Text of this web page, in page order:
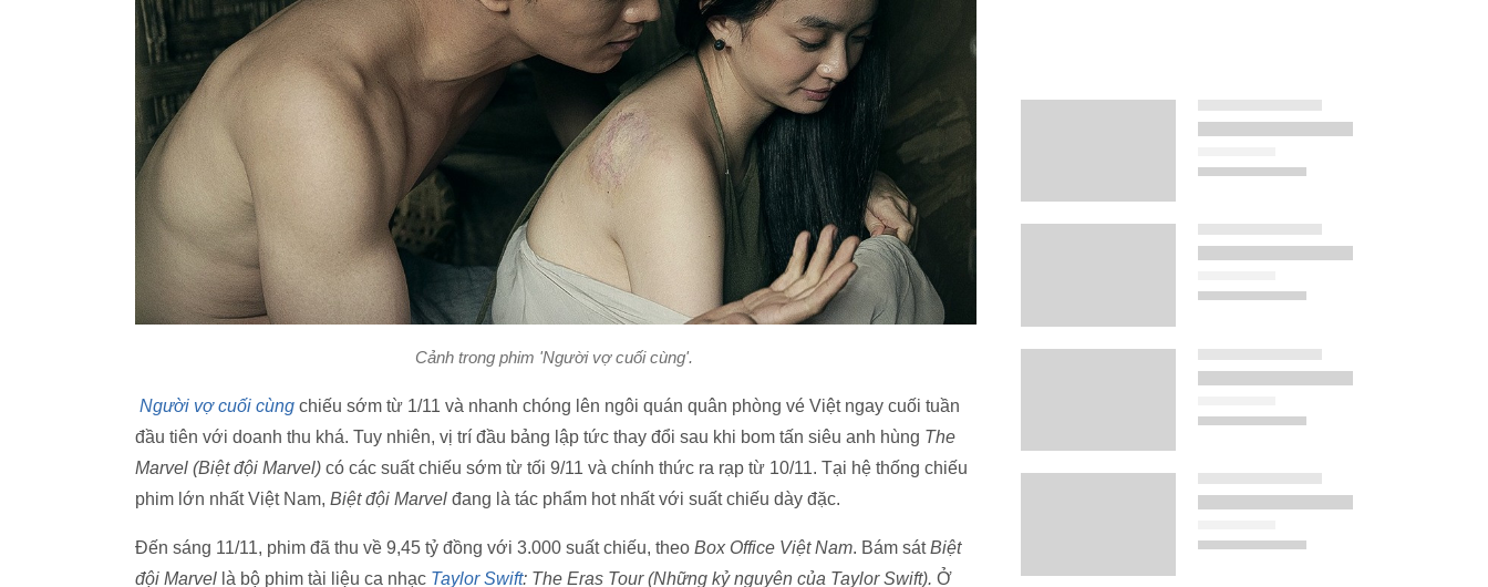
Cảnh trong phim 'Người vợ cuối cùng'.
Người vợ cuối cùng chiếu sớm từ 1/11 và nhanh chóng lên ngôi quán quân phòng vé Việt ngay cuối tuần
đầu tiên với doanh thu khá. Tuy nhiên, vị trí đầu bảng lập tức thay đổi sau khi bom tấn siêu anh hùng The
Marvel (Biệt đội Marvel) có các suất chiếu sớm từ tối 9/11 và chính thức ra rạp từ 10/11. Tại hệ thống chiếu
phim lớn nhất Việt Nam, Biệt đội Marvel đang là tác phẩm hot nhất với suất chiếu dày đặc.
Đến sáng 11/11, phim đã thu về 9,45 tỷ đồng với 3.000 suất chiếu, theo Box Office Việt Nam. Bám sátBiệt
đội Marvel là bộ phim tài liệu ca nhạc Taylor Swift: The Eras Tour (Những kỷ nguyên của Taylor Swift). Ở